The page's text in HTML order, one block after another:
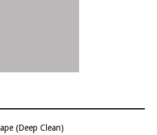
(Deep Clean)